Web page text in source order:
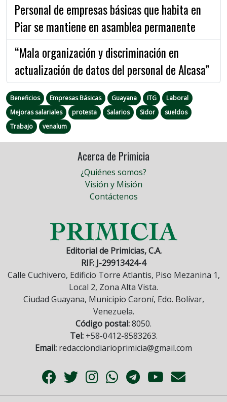
Personal de empresas básicas que habita en
Piar se mantiene en asamblea permanente
“Mala organización y discriminación en
actualización de datos del personal de Alcasa”
Beneficios Empresas Básicas Guayana ITG
Laboral
Mejoras salariales
protesta Salarios Sidor
sueldos
Trabajo
venalum
Acerca de Primicia
¿Quiénes somos?
Visión y Misión
Contáctenos
Editorial de Primicias, C.A.
RIF: J-29913424-4
Calle Cuchivero, Edificio Torre Atlantis, Piso Mezanina 1,
Local 2, Zona Alta Vista.
Ciudad Guayana, Municipio Caroní, Edo. Bolívar,
Venezuela.
Código postal:8050.
Tel:+58-0412-8583263.
Email: redacciondiarioprimicia@gmail.com